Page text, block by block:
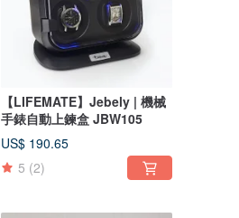
【LIFEMATE】Jebely | 機械
手錶自動上鍊盒 JBW105
US$ 190.65
5 (2)